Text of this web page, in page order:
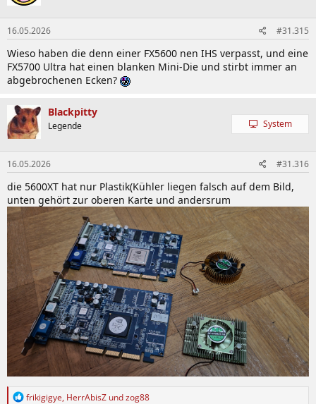
o
n
e
n
:
16.05.2026 #31.315
Wieso haben die denn einer FX5600 nen IHS verpasst, und eine
FX5700 Ultra hat einen blanken Mini-Die und stirbt immer an
abgebrochenen Ecken?
Blackpitty
Legende System
16.05.2026 #31.316
die 5600XT hat nur Plastik(Kühler liegen falsch auf dem Bild,
unten gehört zur oberen Karte und andersrum
R
frikigigye, HerrAbisZ undzog88